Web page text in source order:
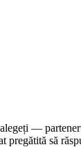
—
să